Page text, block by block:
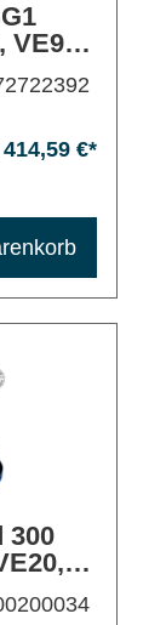
VE9
414,59 €*
300